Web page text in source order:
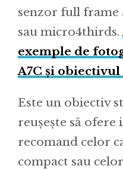
senzor full frame
sau micro4thirds.
exemple de
A7C și
Este un obiectiv
reușește să
recomand celor
compact sau